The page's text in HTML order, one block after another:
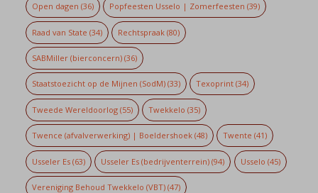
Open dagen (36) Popfeesten Usselo | Zomerfeesten (39)
Raad van State (34) Rechtspraak (80)
SABMiller (bierconcern)(36)
Staatstoezicht op de Mijnen (SodM)(33) Texoprint (34)
Tweede Wereldoorlog(55) Twekkelo (35)
Twence (afvalverwerking) | Boeldershoek(48) Twente (41)
Usseler Es(63) Usseler Es (bedrijventerrein) (94) Usselo (45)
Vereniging Behoud Twekkelo (VBT)(47)